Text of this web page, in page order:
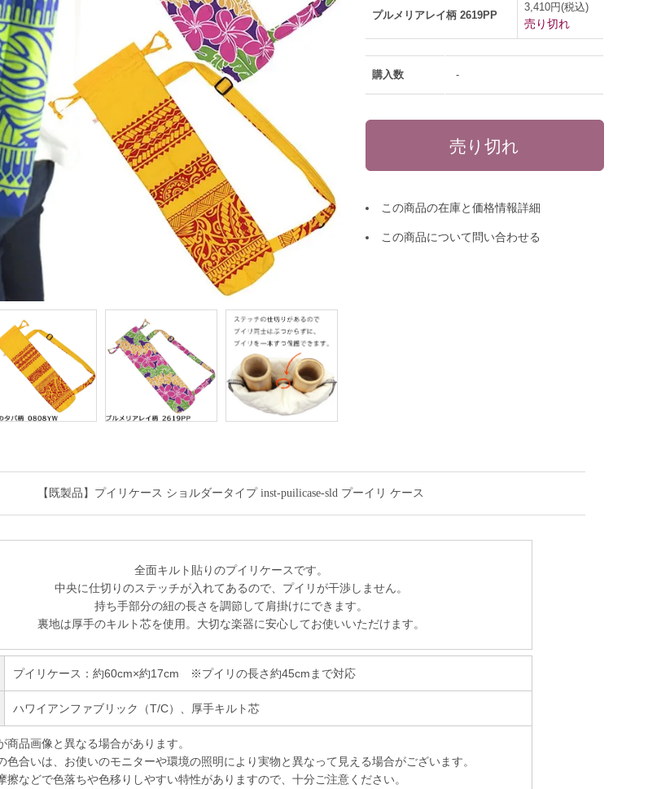
プルメリアレイ柄 2619PP
3,410円(税込)
売り切れ
購入数 -
この商品の在庫と価格情報詳細
この商品について問い合わせる
【既製品】プイリケース ショルダータイプ inst-puilicase-sld プーイリ ケース
全面キルト貼りのプイリケースです。
中央に仕切りのステッチが入れてあるので、プイリが干渉しません。
持ち手部分の紐の長さを調節して肩掛けにできます。
裏地は厚手のキルト芯を使用。大切な楽器に安心してお使いいただけます。
プイリケース：約60cm×約17cm ※プイリの長さ約45cmまで対応
ハワイアンファブリック（T/C）、厚手キルト芯
商品画像と異なる場合があります。
色合いは、お使いのモニターや環境の照明により実物と異なって見える場合がございます。
擦などで色落ちや色移りしやすい特性がありますので、十分ご注意ください。